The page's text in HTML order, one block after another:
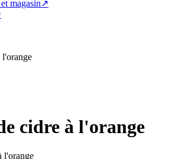
magasin↗
l'orange
cidre à l'orange